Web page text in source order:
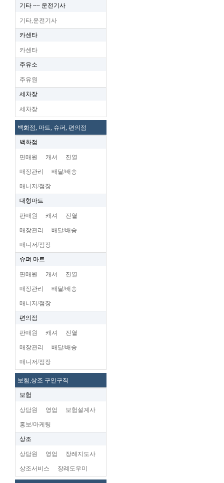
기타 ~~ 운전기사
기타,운전기사
카센타
카센타
주유소
주유원
세차장
세차장
백화점, 마트, 슈퍼, 편의점
백화점
편매원 캐셔 진열
매장관리 배달/배송
매니저/점장
대형마트
판매원 캐셔 진열
매장관리 배달/배송
매니저/점장
슈펴.마트
판매원 캐셔 진열
매장관리 배달/배송
매니저/점장
편의점
판매원 캐셔 진열
매장관리 배달/배송
매니저/점장
보험,상조 구인구직
보험
상담원 영업 보험설계사
홍보/마케팅
상조
상담원 영업 장례지도사
상조서비스 장례도우미